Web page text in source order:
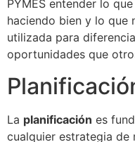
PYMES entender lo
haciendo bien y lo que
utilizada para
oportunidades que
La planificación es
cualquier estrategia de